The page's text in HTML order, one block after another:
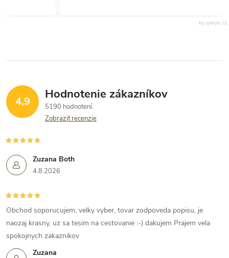
by qeron.cz
4,9 Hodnotenie zákazníkov
5190 hodnotení
Zobraziť recenzie
Zuzana Both
4.8.2026
Zuzana
Obchod soporucujem, velky vyber, tovar zodpoveda popisu, je
naozaj krasny, uz sa tesim na cestovanie :-) dakujem Prajem vela
spokojnych zakaznikov